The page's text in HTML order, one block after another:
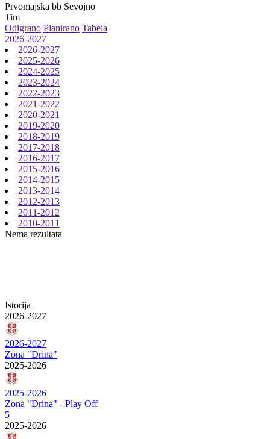
Prvomajska bb Sevojno
Tim
Odigrano Planirano Tabela
2026-2027
2026-2027
2025-2026
2024-2025
2023-2024
2022-2023
2021-2022
2020-2021
2019-2020
2018-2019
2017-2018
2016-2017
2015-2016
2014-2015
2013-2014
2012-2013
2011-2012
2010-2011
Nema rezultata
Istorija
2026-2027
2026-2027
Zona "Drina"
2025-2026
2025-2026
Zona "Drina" - Play Off
5
2025-2026